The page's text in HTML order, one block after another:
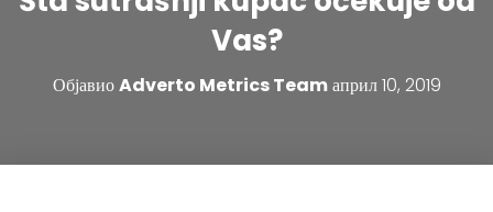
Vas?
ОбјавиоAdverto Metrics Teamаприл 10, 2019